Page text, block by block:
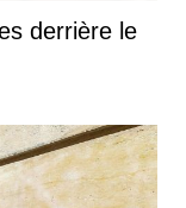
derrière le